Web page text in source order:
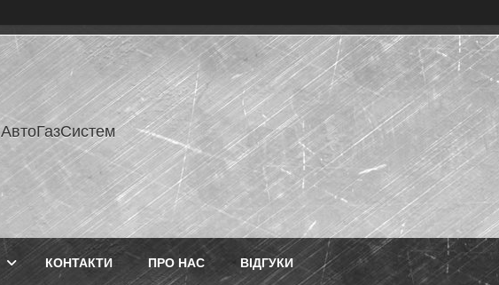
АвтоГазСистем
КОНТАКТИ ПРО НАС ВІДГУКИ